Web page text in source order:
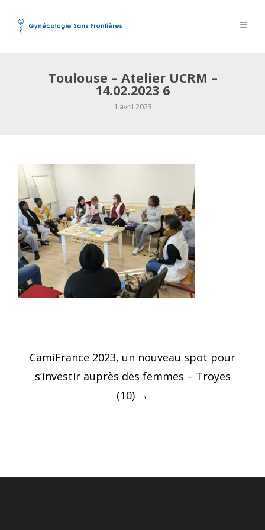
Toulouse – Atelier UCRM –
14.02.2023 6
1 avril 2023
Post
navigation
CamiFrance 2023, un nouveau spot pour
s’investir auprès des femmes – Troyes
(10) →